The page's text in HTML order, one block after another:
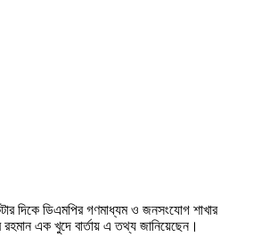
দিকে ডিএমপির গণমাধ্যম ও জনসংযোগ শাখার
রহমান এক খুদে বার্তায় এ তথ্য জানিয়েছেন।